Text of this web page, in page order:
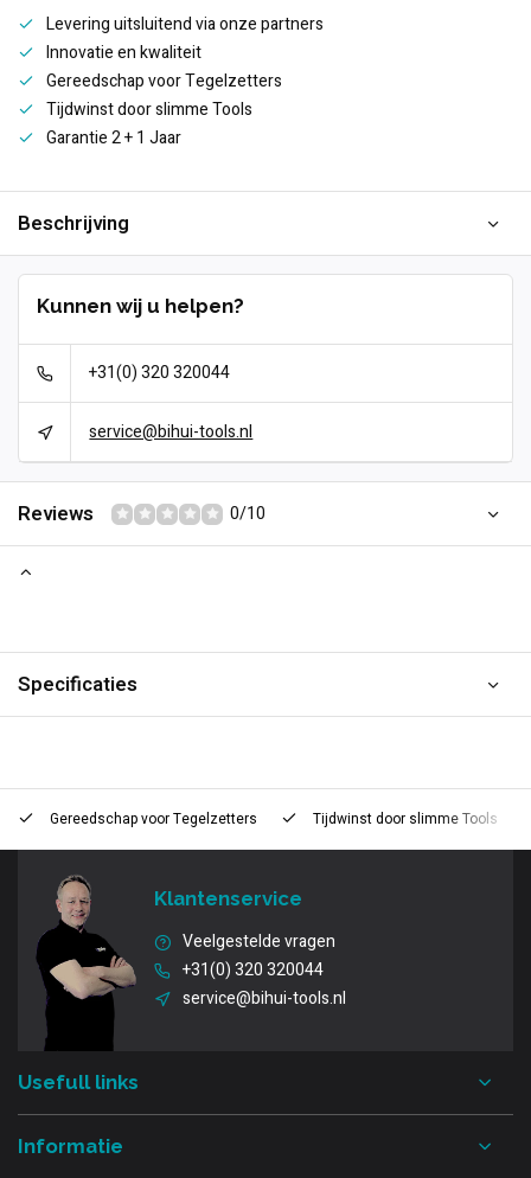
Levering uitsluitend via onze partners
Innovatie en kwaliteit
Gereedschap voor Tegelzetters
Tijdwinst door slimme Tools
Garantie 2 + 1 Jaar
Beschrijving
Kunnen wij u helpen?
+31(0) 320 320044
service@bihui-tools.nl
Reviews 0/10
Specificaties
Gereedschap voorTegelzetters Tijdwinst door slimme Tools
Klantenservice
Veelgestelde vragen
+31(0) 320 320044
service@bihui-tools.nl
Usefull links
Informatie